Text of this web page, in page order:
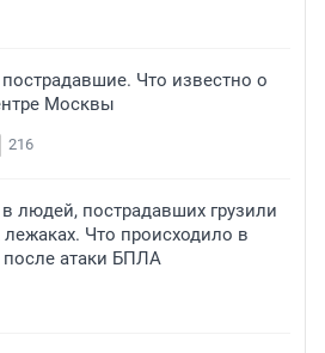
Что известно о
Москвы
216
в людей, пострадавших грузили
Что происходило в
после атаки БПЛА